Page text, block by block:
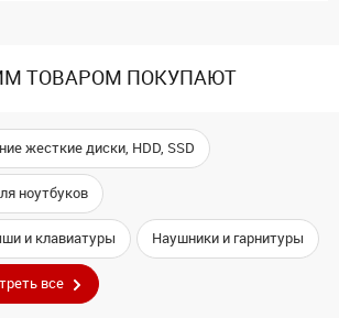
ТОВАРОМ ПОКУПАЮТ
жесткие диски, HDD, SSD
ноутбуков
и клавиатуры Наушники и гарнитуры
все